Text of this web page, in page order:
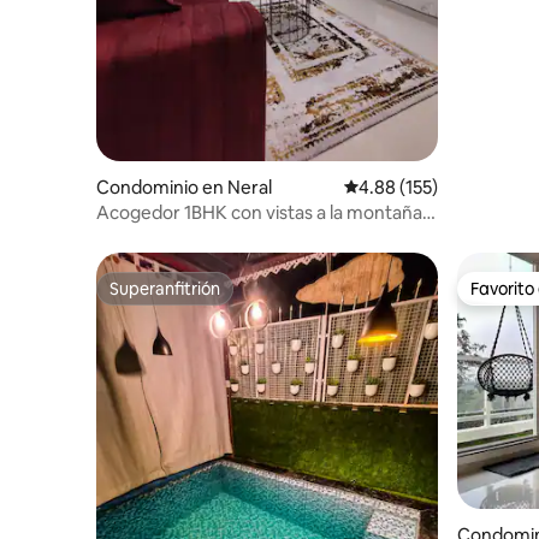
Condominio en Neral Calificación promedio:
4.88 (155)
Acogedor 1BHK con vistas a la montaña
Superanfitrión
Superanfitrión